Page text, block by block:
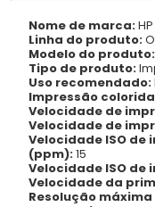
Nome de marca:HP
Linha do produto:
Modelo do produto:
Tipo de produto:
Uso recomendado:
Impressão
Velocidade de
Velocidade de
Velocidade ISO
(ppm):15
Velocidade ISO
Velocidade da
Resolução